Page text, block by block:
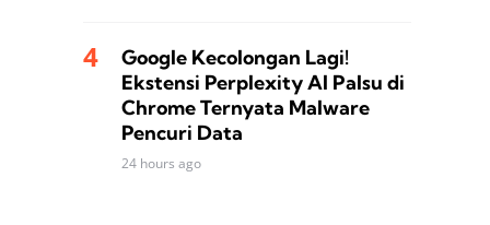
Google Kecolongan Lagi!
Ekstensi Perplexity AI Palsu di
Chrome Ternyata Malware
Pencuri Data
24 hours ago